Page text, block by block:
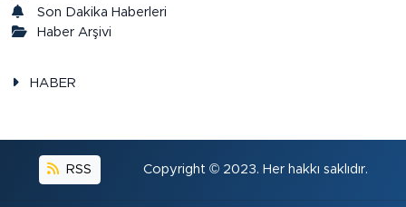
Son Dakika Haberleri
Haber Arşivi
HABER
RSS Copyright © 2023. Her hakkı saklıdır.